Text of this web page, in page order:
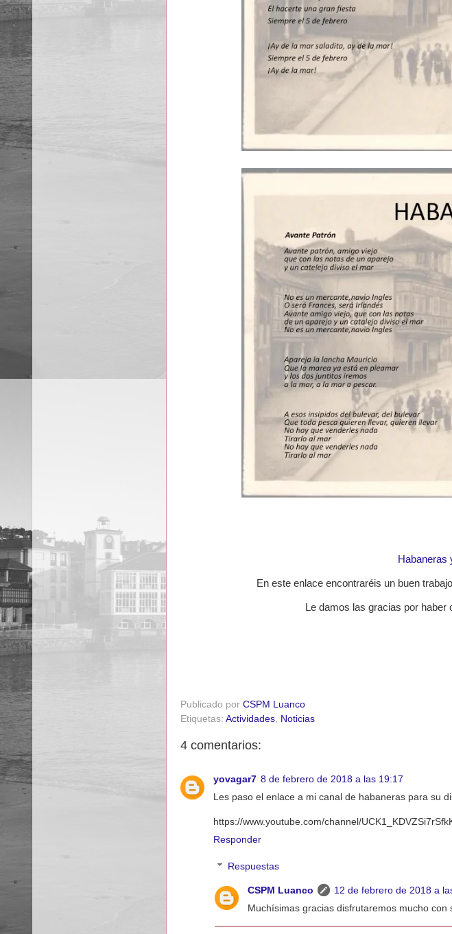
Habaneras
En este enlace encontraréis un buen
Le damos las gracias por
Publicado por CSPM Luanco
Etiquetas: Actividades, Noticias
4 comentarios:
yovagar7 8 de febrero de 2018 a las 19:17
Les paso el enlace a mi canal de habaneras para su
https://www.youtube.com/channel/
Responder
Respuestas
CSPM Luanco
12 de febrero de 2018 a
Muchísimas gracias disfrutaremos mucho con